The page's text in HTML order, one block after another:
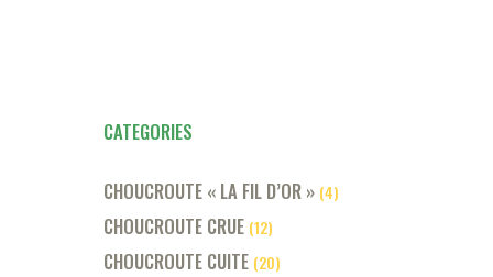
CATEGORIES
CHOUCROUTE « LA FIL D’OR » (4)
CHOUCROUTE CRUE (12)
CHOUCROUTE CUITE (20)